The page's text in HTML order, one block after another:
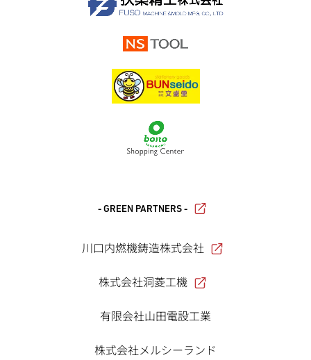
- GREEN PARTNERS -
川口内燃機鋳造株式会社
株式会社洞菱工機
有限会社山田電設工業
株式会社メルシーランド